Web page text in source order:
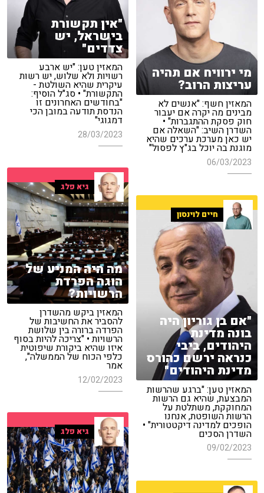
"אין תקשורת
בישראל, יש
צדדים"
המאזין טען: "יש ארבע
רשויות ולא שלוש, יש רשות
עיקרית שהיא השולטת -
התקשורת" • סג"ל הוסיף:
"בחודשים האחרונים זו
הנדסת תודעה במובן הכי
דמגוגי"
28/03/2023
מי ירוויח אם תהיה
עריצות הרוב?
המאזין חשף: "אנשים לא
מבינים מה יקרה אם יעבור
חוק פסקת ההתגברות" •
השדרן השיב: "השאלה אם
יש כאן מערכת ערכים שהיא
מוגנת בה יוכל בג"ץ לפסול"
06/03/2023
גיא פלג
מה היה המניע של
הוגה הפרדת
הרשויות?
המאזין ביקש מהשדרן
להסביר את החשיבות של
הפרדה ברורה בין שלושת
הרשויות • "צריכה להיות בסוף
איזו שהיא ביקורת שיפוטית
כלפי הכוח של הממשלה",
אמר
12/02/2023
חיים לוינסון
"אם בן גוריון היה
בונה מדינת
היהודים, ביבי
כנראה ירשם כהורס
מדינת היהודים"
המאזין טען: "ברגע שהרשות
המבצעת, שהיא גם הרשות
המחוקקת, משתלטת על
הרשות השופטת, אנחנו
הופכים למדינה דיקטטורית" •
השדרן הסכים
09/02/2023
גיא פלג